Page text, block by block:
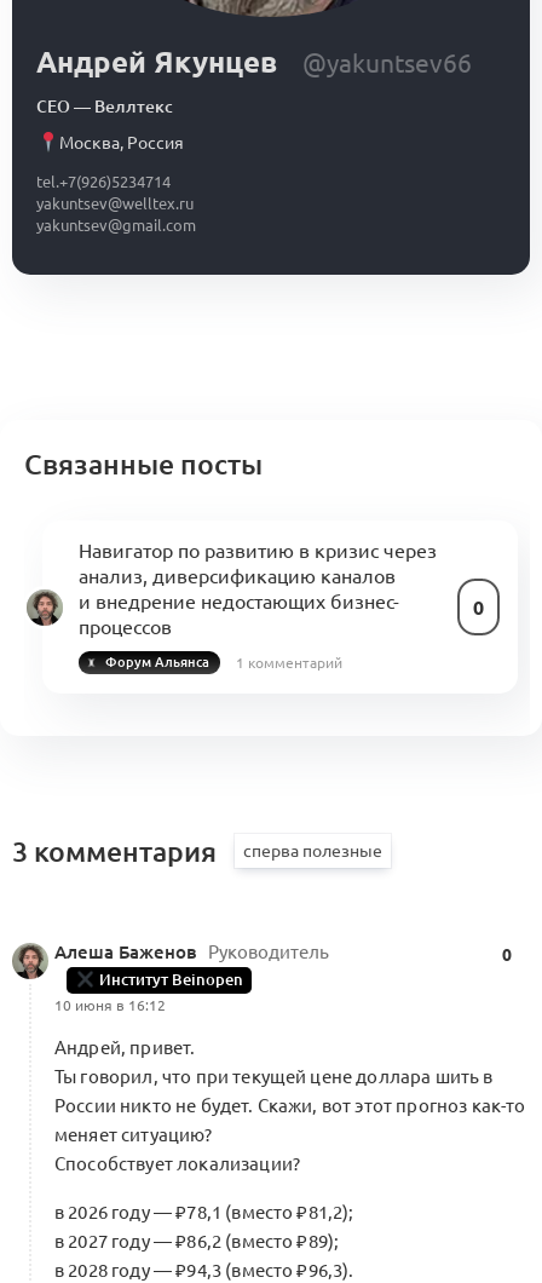
Андрей Якунцев @yakuntsev66
СЕО — Веллтекс
Москва, Россия
tel.+7(926)5234714
yakuntsev@welltex.ru
yakuntsev@gmail.com
Связанные посты
Навигатор по развитию в кризис через
анализ, диверсификацию каналов
и внедрение недостающих бизнес-
процессов
0
Форум Альянса 1 комментарий
3 комментария
Алеша Баженов Руководитель
Институт Beinopen
10 июня в 16:12
0
Андрей, привет.
Ты говорил, что при текущей цене доллара шить в
России никто не будет. Скажи, вот этот прогноз как-то
меняет ситуацию?
Способствует локализации?
в 2026 году — ₽78,1 (вместо ₽81,2);
в 2027 году — ₽86,2 (вместо ₽89);
в 2028 году — ₽94,3 (вместо ₽96,3).